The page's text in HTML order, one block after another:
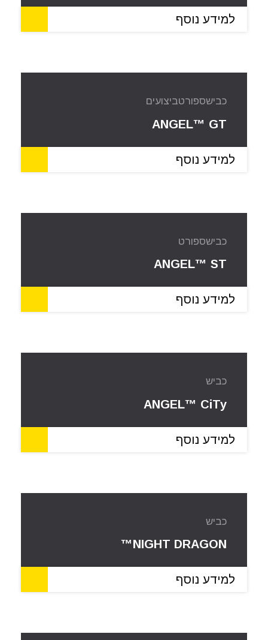
למידע נוסף
כבישספורטביצועים
ANGEL™ GT
למידע נוסף
כבישספורט
ANGEL™ ST
למידע נוסף
כביש
ANGEL™ CiTy
למידע נוסף
כביש
NIGHT DRAGON™
למידע נוסף